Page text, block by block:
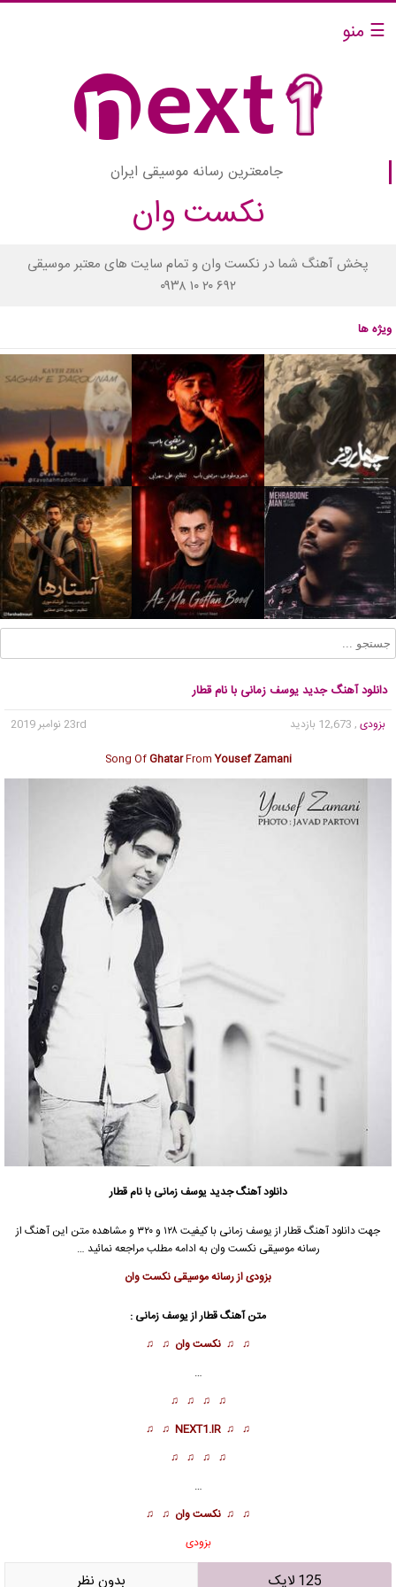
☰ منو
جامعترین رسانه موسیقی ایران
نکست وان
پخش آهنگ شما در نکست وان و تمام سایت های معتبر موسیقی
۰۹۳۸ ۱۰ ۲۰ ۶۹۲
ویژه ها
دانلود آهنگ جدید یوسف زمانی با نام قطار
بزودی , 12,673 بازدید
23rd نوامبر 2019
Song OfGhatarFromYousef Zamani
دانلود آهنگ جدیدیوسف زمانی با نام قطار
جهت دانلود آهنگ قطار از یوسف زمانی
با کیفیت ۱۲۸ و ۳۲۰ و مشاهده متن این آهنگ از
رسانه موسیقی نکست وان به ادامه مطلب مراجعه نمائید …
بزودی از رسانه موسیقی نکست وان
متن آهنگ قطار ازیوسف زمانی :
♫ ♫ نکست وان ♫ ♫
…
♫ ♫ ♫ ♫
♫ ♫
NEXT1.IR
♫ ♫
♫ ♫ ♫ ♫
…
♫ ♫ نکست وان ♫ ♫
بزودی
125 لایک بدون نظر